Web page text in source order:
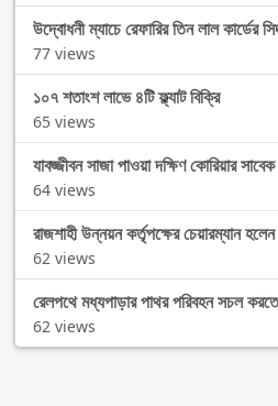
উদ্বোধনী ম্যাচে রেফারির তিন লাল কার্ডের
77 views
১০৭ শতাংশ লাভে ৪টি ফ্ল্যাট বিক্রি
65 views
যাবজ্জীবন সাজা পাওয়া দক্ষিণ কোরিয়ার
64 views
রাজশাহী উন্নয়ন কর্তৃপক্ষের চেয়ারম্যান
62 views
রেলপথে মধ্যপাড়ার পাথর পরিবহন সচল করতে
62 views